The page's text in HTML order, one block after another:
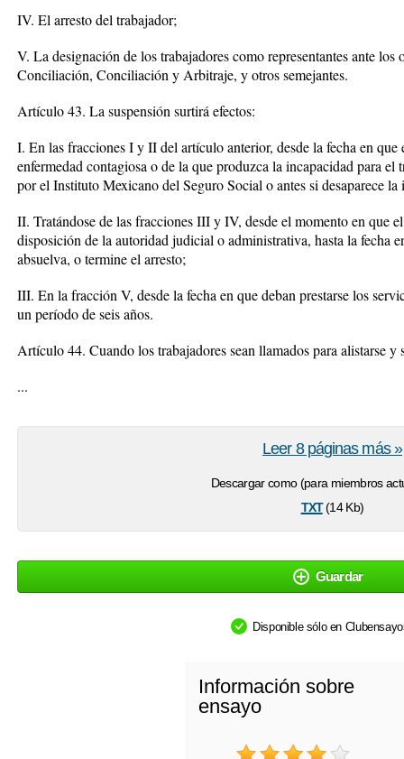
IV. El arresto del trabajador;
V. La designación de los trabajadores como representantes ante los
Conciliación, Conciliación y Arbitraje, y otros semejantes.
Artículo 43. La suspensión surtirá efectos:
I. En las fracciones I y II del artículo anterior, desde la fecha en
enfermedad contagiosa o de la que produzca la incapacidad para
por el Instituto Mexicano del Seguro Social o antes si desaparece
II. Tratándose de las fracciones III y IV, desde el momento en que
disposición de la autoridad judicial o administrativa, hasta la fecha
absuelva, o termine el arresto;
III. En la fracción V, desde la fecha en que deban prestarse los
un período de seis años.
Artículo 44. Cuando los trabajadores sean llamados para alistarse y
...
Descargar como (para miembros
txt(14 Kb)
Leer 8 páginas más »
Guardar
Disponible sólo en
Información sobre
ensayo